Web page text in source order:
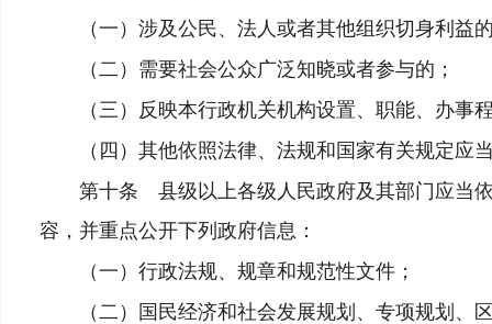
（一）涉及公民、法人或者其他组织切身利益
（二）需要社会公众广泛知晓或者参与的；
（三）反映本行政机关机构设置、职能、办事
（四）其他依照法律、法规和国家有关规定应
第十条 县级以上各级人民政府及其部门应当依
容，并重点公开下列政府信息：
（一）行政法规、规章和规范性文件；
（二）国民经济和社会发展规划、专项规划、